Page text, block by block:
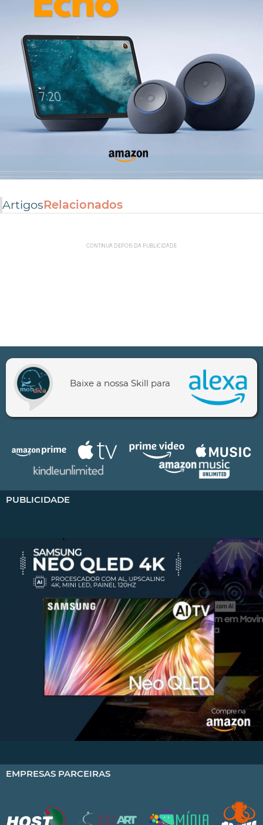
ArtigosRelacionados
CONTINUA DEPOIS DA PUBLICIDADE
Baixe a nossa Skill para
PUBLICIDADE
EMPRESAS PARCEIRAS